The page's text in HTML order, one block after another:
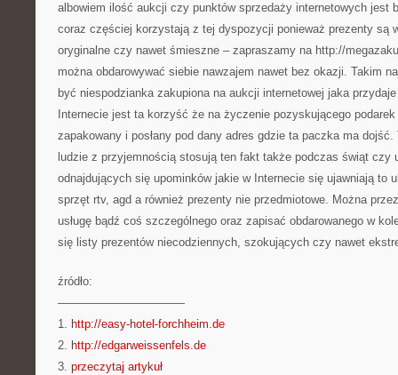
albowiem ilość aukcji czy punktów sprzedaży internetowych jest
coraz częściej korzystają z tej dyspozycji ponieważ prezenty są
oryginalne czy nawet śmieszne – zapraszamy na http://
można obdarowywać siebie nawzajem nawet bez okazji. Takim
być niespodzianka zakupiona na aukcji internetowej jaka
Internecie jest ta korzyść że na życzenie pozyskującego
zapakowany i posłany pod dany adres gdzie ta paczka ma
ludzie z przyjemnością stosują ten fakt także podczas świąt czy
odnajdujących się upominków jakie w Internecie się ujawniają to
sprzęt rtv, agd a również prezenty nie przedmiotowe. Można
usługę bądź coś szczególnego oraz zapisać obdarowanego w
się listy prezentów niecodziennych, szokujących czy nawet
źródło:
———————————
1. http://easy-hotel-forchheim.de
2. http://edgarweissenfels.de
3. przeczytaj artykuł